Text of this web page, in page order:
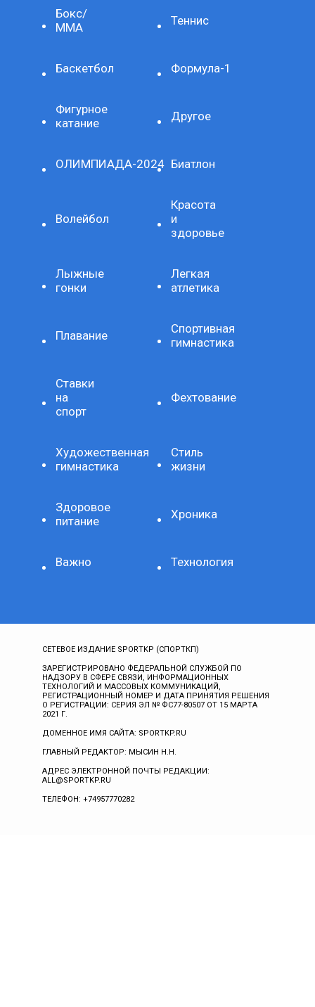
Бокс/
ММА
Теннис
Баскетбол Формула-1
Фигурное
катание
Другое
ОЛИМПИАДА-2024 Биатлон
Волейбол
Красота
и
здоровье
Лыжные
гонки
Легкая
атлетика
Плавание
Спортивная
гимнастика
Ставки
на
спорт
Фехтование
Художественная
гимнастика
Стиль
жизни
Здоровое
питание
Хроника
Важно Технология
СЕТЕВОЕ ИЗДАНИЕ SPORTKP (СПОРТКП)
ЗАРЕГИСТРИРОВАНО ФЕДЕРАЛЬНОЙ СЛУЖБОЙ ПО
НАДЗОРУ В СФЕРЕ СВЯЗИ, ИНФОРМАЦИОННЫХ
ТЕХНОЛОГИЙ И МАССОВЫХ КОММУНИКАЦИЙ,
РЕГИСТРАЦИОННЫЙ НОМЕР И ДАТА ПРИНЯТИЯ РЕШЕНИЯ
О РЕГИСТРАЦИИ: СЕРИЯ ЭЛ № ФС77-80507 ОТ 15 МАРТА
2021 Г.
ДОМЕННОЕ ИМЯ САЙТА: SPORTKP.RU
ГЛАВНЫЙ РЕДАКТОР: МЫСИН Н.Н.
АДРЕС ЭЛЕКТРОННОЙ ПОЧТЫ РЕДАКЦИИ:
ALL@SPORTKP.RU
ТЕЛЕФОН: +74957770282